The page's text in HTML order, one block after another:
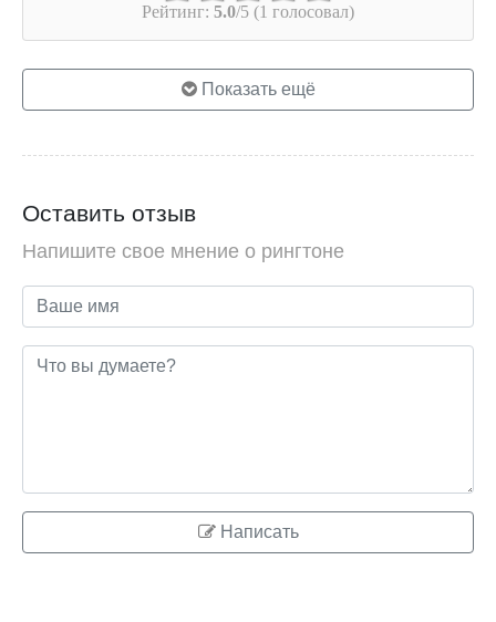
Рейтинг: 5.0/5 (1 голосовал)
Показать ещё
Оставить отзыв
Напишите свое мнение о рингтоне
Написать